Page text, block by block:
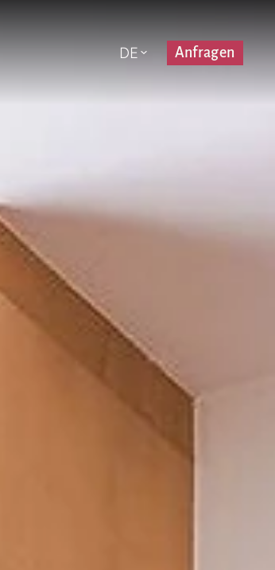
DE Anfragen